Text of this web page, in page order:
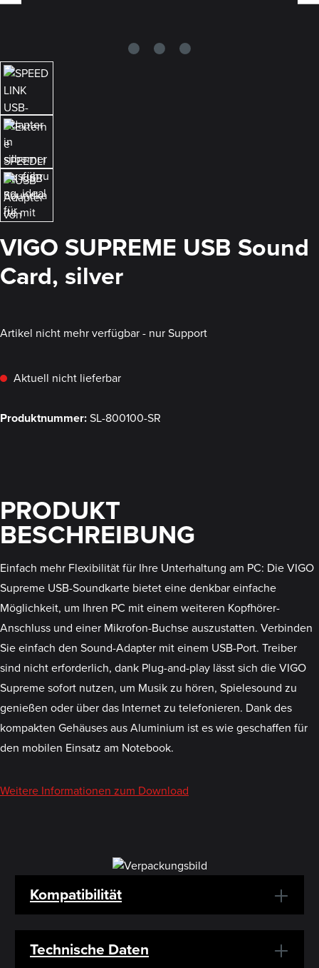
VIGO SUPREME USB Sound
Card, silver
Artikel nicht mehr verfügbar - nur Support
Aktuell nicht lieferbar
Produktnummer:SL-800100-SR
PRODUKT
BESCHREIBUNG
Einfach mehr Flexibilität für Ihre Unterhaltung am PC: Die VIGO
Supreme USB-Soundkarte bietet eine denkbar einfache
Möglichkeit, um Ihren PC mit einem weiteren Kopfhörer-
Anschluss und einer Mikrofon-Buchse auszustatten. Verbinden
Sie einfach den Sound-Adapter mit einem USB-Port. Treiber
sind nicht erforderlich, dank Plug-and-play lässt sich die VIGO
Supreme sofort nutzen, um Musik zu hören, Spielesound zu
genießen oder über das Internet zu telefonieren. Dank des
kompakten Gehäuses aus Aluminium ist es wie geschaffen für
den mobilen Einsatz am Notebook.
Weitere Informationen zum Download
Kompatibilität
Technische Daten